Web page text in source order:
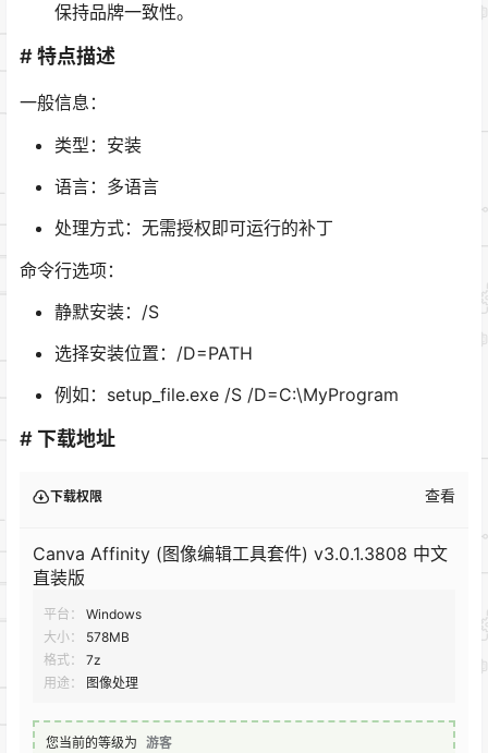
保持品牌一致性。
# 特点描述
一般信息：
类型：安装
语言：多语言
处理方式：无需授权即可运行的补丁
命令行选项：
静默安装：/S
选择安装位置：/D=PATH
例如：setup_file.exe /S /D=C:\MyProgram
# 下载地址
下载权限 查看
Canva Affinity (图像编辑工具套件) v3.0.1.3808 中文
直装版
平台：
Windows
大小：
578MB
格式：
7z
用途：
图像处理
您当前的等级为 游客